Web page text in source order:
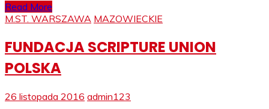
Read More
M.ST. WARSZAWA MAZOWIECKIE
FUNDACJA SCRIPTURE UNION
POLSKA
26 listopada 2016 admin123